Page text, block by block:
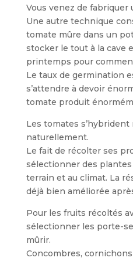
Vous venez de fabriquer
Une autre technique
tomate mûre dans un
stocker le tout à la cave
printemps pour
Le taux de germination
s’attendre à devoir
tomate produit
Les tomates s’hybrident
naturellement.
Le fait de récolter ses
sélectionner des
terrain et au climat. La
déjà bien améliorée
Pour les fruits récoltés
sélectionner les porte-
mûrir.
Concombres,